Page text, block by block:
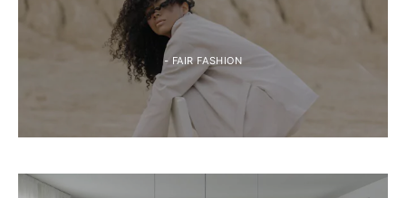
- FAIR FASHION